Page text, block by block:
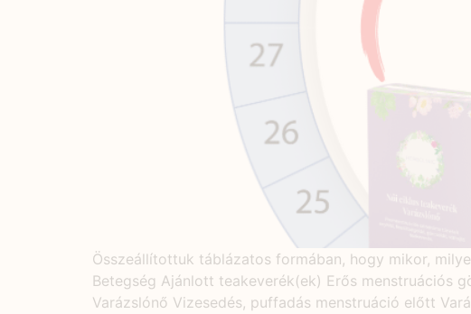
Összeállítottuk táblázatos formában, hogy mikor,
Betegség Ajánlott teakeverék(ek) Erős menstruációs
Varázslónő Vizesedés, puffadás menstruáció előtt